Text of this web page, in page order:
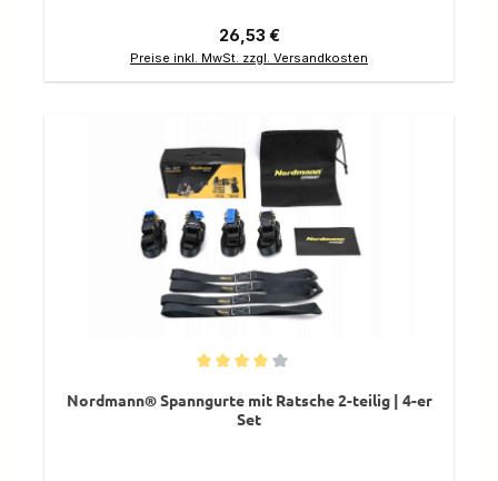
Regulärer Preis:
26,53 €
Preise inkl. MwSt. zzgl. Versandkosten
Nordmann® Spanngurte mit Ratsche 2-teilig | 4-er
Set